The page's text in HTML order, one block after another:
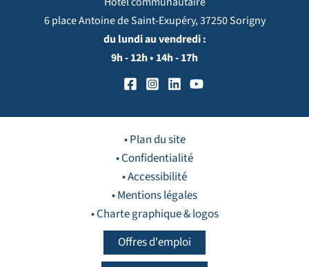
6 place Antoine de Saint-Exupéry, 37250 Sorigny
du lundi au vendredi :
9h - 12h • 14h - 17h
• Plan du site
• Confidentialité
• Accessibilité
• Mentions légales
• Charte graphique & logos
Offres d'emploi